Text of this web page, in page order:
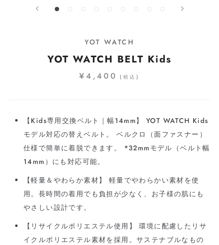
YOT WATCH
YOT WATCH BELT Kids
¥4,400 (税込)
【Kids専用交換ベルト｜幅14mm】 YOT WATCH Kids
モデル対応の替えベルト。 ベルクロ（面ファスナー）
仕様で簡単に着脱できます。 *32mmモデル（ベルト幅
14mm）にも対応可能。
【軽量＆やわらか素材】 軽量でやわらかい素材を使
用。長時間の着用でも負担が少なく、お子様の肌にも
やさしい設計です。
【リサイクルポリエステル使用】 環境に配慮したリサ
イクルポリエステル素材を採用。サステナブルなもの